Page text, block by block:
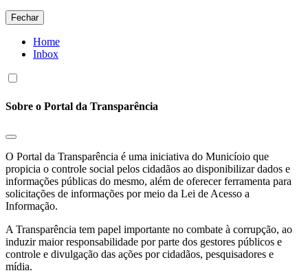
Fechar
Home
Inbox
Sobre o Portal da Transparência
O Portal da Transparência é uma iniciativa do Municíoio que
propicia o controle social pelos cidadãos ao disponibilizar dados e
informações públicas do mesmo, além de oferecer ferramenta para
solicitações de informações por meio da Lei de Acesso a
Informação.
A Transparência tem papel importante no combate à corrupção, ao
induzir maior responsabilidade por parte dos gestores públicos e
controle e divulgação das ações por cidadãos, pesquisadores e
mídia.